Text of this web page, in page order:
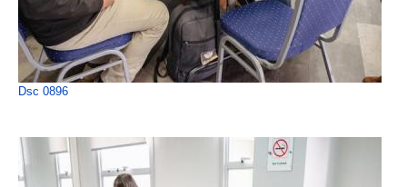
Dsc 0896